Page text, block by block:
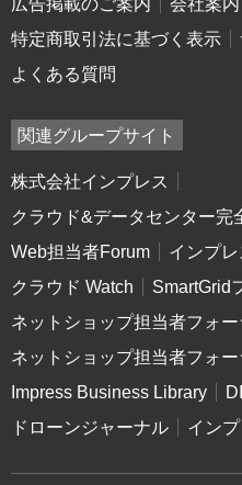
特定商取引法に基づく表示
よくある質問
関連グループサイト
株式会社インプレス
クラウド&データセンター完
Web担当者Forum
インプ
クラウド Watch
SmartGrid
ネットショップ担当者フォー
ネットショップ担当者フォ
Impress Business Library
ドローンジャーナル
イン